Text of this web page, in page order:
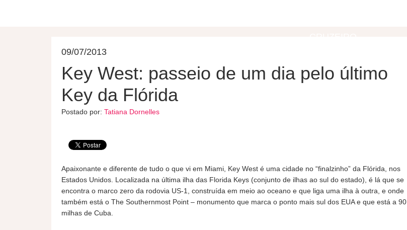
09/07/2013
Key West: passeio de um dia pelo último
Key da Flórida
Postado por: Tatiana Dornelles
Apaixonante e diferente de tudo o que vi em Miami, Key West é uma cidade no “finalzinho” da Flórida, nos
Estados Unidos. Localizada na última ilha das Florida Keys (conjunto de ilhas ao sul do estado), é lá que se
encontra o marco zero da rodovia US-1, construída em meio ao oceano e que liga uma ilha à outra, e onde
também está o The Southernmost Point – monumento que marca o ponto mais sul dos EUA e que está a 90
milhas de Cuba.